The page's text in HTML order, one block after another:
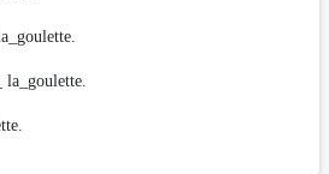
la_goulette.